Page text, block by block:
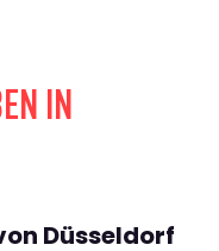
IN
Düsseldorf